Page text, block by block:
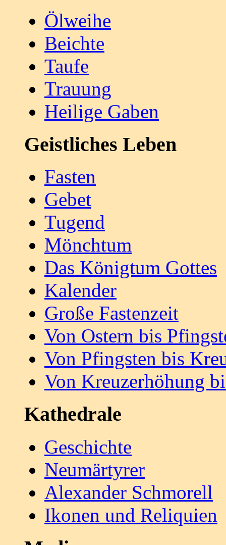
Ölweihe
Beichte
Taufe
Trauung
Heilige Gaben
Geistliches Leben
Fasten
Gebet
Tugend
Mönchtum
Das Königtum Gottes
Kalender
Große Fastenzeit
Von Ostern bis
Von Pfingsten bis
Von Kreuzerhöhung
Kathedrale
Geschichte
Neumärtyrer
Alexander Schmorell
Ikonen und Reliquien